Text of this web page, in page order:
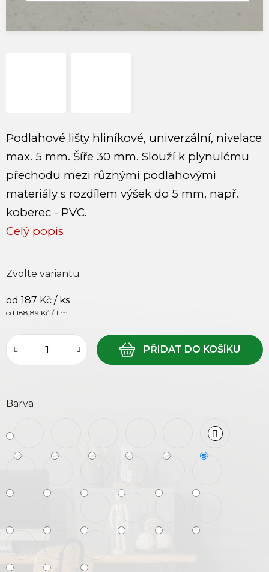
Podlahové lišty hliníkové, univerzální, nivelace
max. 5 mm. Šíře 30 mm. Slouží k plynulému
přechodu mezi různými podlahovými
materiály s rozdílem výšek do 5 mm, např.
koberec - PVC.
Celý popis
Barva
od 187 Kč / ks
Měrná cena:
od 188,89 Kč / 1 m
Zvolte variantu